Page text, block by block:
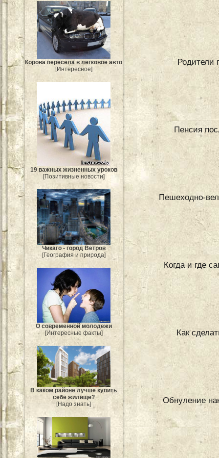
Корова пересела в легковое авто
[Интересное]
19 важных жизненных уроков
[Позитивные новости]
Чикаго - город Ветров
[География и природа]
О современной молодежи
[Интересные факты]
В каком районе лучше купить
себе жилище?
[Надо знать]
Родители
Пенсия
Пешеходно-
Когда и где
Как
Обнуление